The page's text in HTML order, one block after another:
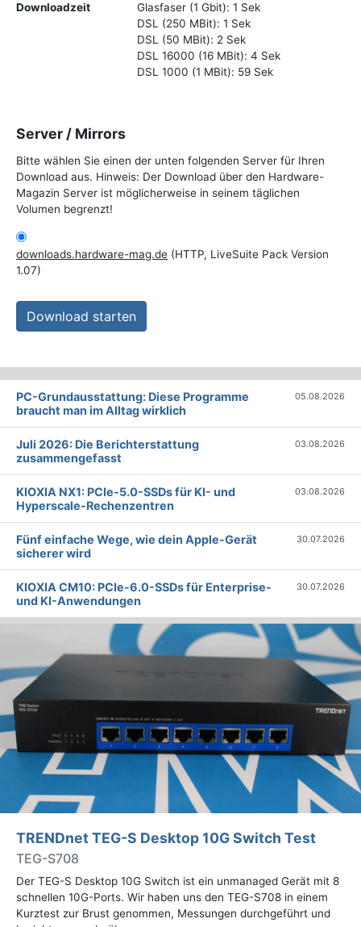
Downloadzeit
Glasfaser (1 Gbit): 1 Sek
DSL (250 MBit): 1 Sek
DSL (50 MBit): 2 Sek
DSL 16000 (16 MBit): 4 Sek
DSL 1000 (1 MBit): 59 Sek
Server / Mirrors
Bitte wählen Sie einen der unten folgenden Server für Ihren
Download aus. Hinweis: Der Download über den Hardware-
Magazin Server ist möglicherweise in seinem täglichen
Volumen begrenzt!
downloads.hardware-mag.de (HTTP, LiveSuite Pack Version
1.07)
Download starten
PC-Grundausstattung: Diese Programme
braucht man im Alltag wirklich
05.08.2026
Juli 2026: Die Bericht­erstattung
zusammengefasst
03.08.2026
KIOXIA NX1: PCIe-5.0-SSDs für KI- und
Hyperscale-Rechenzentren
03.08.2026
Fünf einfache Wege, wie dein Apple-Gerät
sicherer wird
30.07.2026
KIOXIA CM10: PCIe-6.0-SSDs für Enterprise-
und KI-Anwendungen
30.07.2026
TRENDnet TEG-S Desktop 10G Switch Test
TEG-S708
Der TEG-S Desktop 10G Switch ist ein unmanaged Gerät mit 8
schnellen 10G-Ports. Wir haben uns den TEG-S708 in einem
Kurztest zur Brust genommen, Messungen durchgeführt und